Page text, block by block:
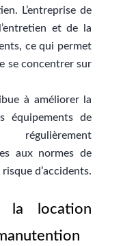
L’entreprise de
et de la
ce qui permet
se concentrer sur
à améliorer la
équipements de
aux normes de
d’accidents.
la location